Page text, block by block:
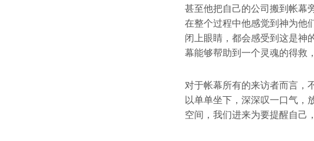
甚至他把自己的公司搬到帐幕
在整个过程中他感觉到神为他
闭上眼睛，都会感受到这是神
幕能够帮助到一个灵魂的得救
对于帐幕所有的来访者而言，
以单单坐下，深深叹一口气，
空间，我们进来为要提醒自己